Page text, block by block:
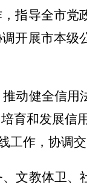
，指导全市党
开展市本级
动健全信用
育和发展信
工作，协调
文教体卫